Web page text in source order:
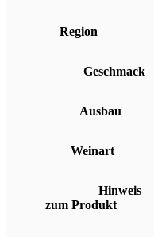
Region
Geschmack
Ausbau
Weinart
Hinweis
zum Produkt